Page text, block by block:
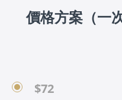
價格方案（一
$72